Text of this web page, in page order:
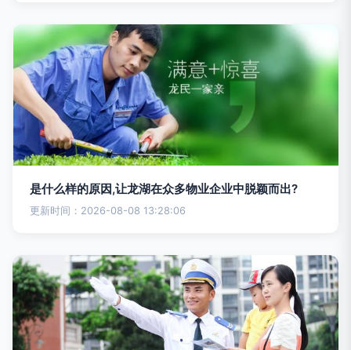
是什么样的原因,让龙湖在众多物业企业中脱颖而出?
更新时间：2026-08-08 13:28:06